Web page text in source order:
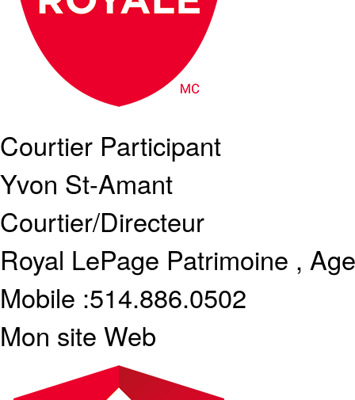
Courtier Participant
Yvon St-Amant
Courtier/Directeur
Royal LePage Patrimoine ,
Mobile :514.886.0502
Mon site Web